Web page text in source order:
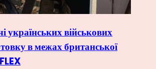
українських військових
в межах британської